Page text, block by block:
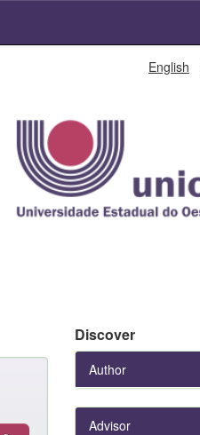
English
Discover
Author
Advisor